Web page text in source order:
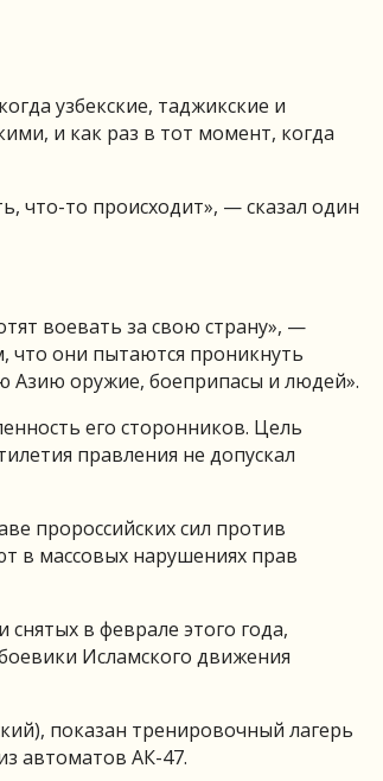
узбекские, таджикские и
и как раз в тот момент, когда
что-то происходит», — сказал один
воевать за свою страну», —
что они пытаются проникнуть
оружие, боеприпасы и людей».
его сторонников. Цель
правления не допускал
пророссийских сил против
в массовых нарушениях прав
в феврале этого года,
Исламского движения
показан тренировочный лагерь
автоматов АК-47.